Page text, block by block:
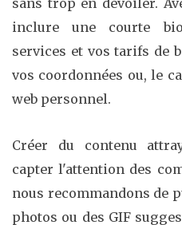
sans trop en dévoiler.
inclure une courte
services et vos tarifs de
vos coordonnées ou, le
web personnel.
Créer du contenu
capter l'attention des
nous recommandons de
photos ou des GIF